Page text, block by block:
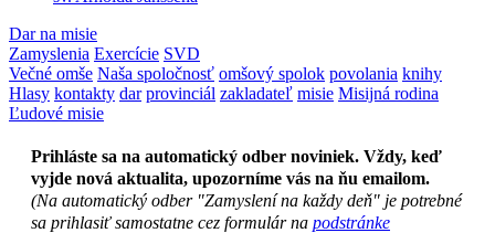
Dar na misie
Zamyslenia Exercície SVD
Večné omše Naša spoločnosť omšový spolok povolania knihy
Hlasy kontakty dar provinciál zakladateľ misie Misijná rodina
Ľudové misie
Prihláste sa na automatický odber noviniek. Vždy, keď
vyjde nová aktualita, upozorníme vás na ňu emailom.
(Na automatický odber "Zamyslení na každy deň" je potrebné
sa prihlasiť samostatne cez formulár na podstránke